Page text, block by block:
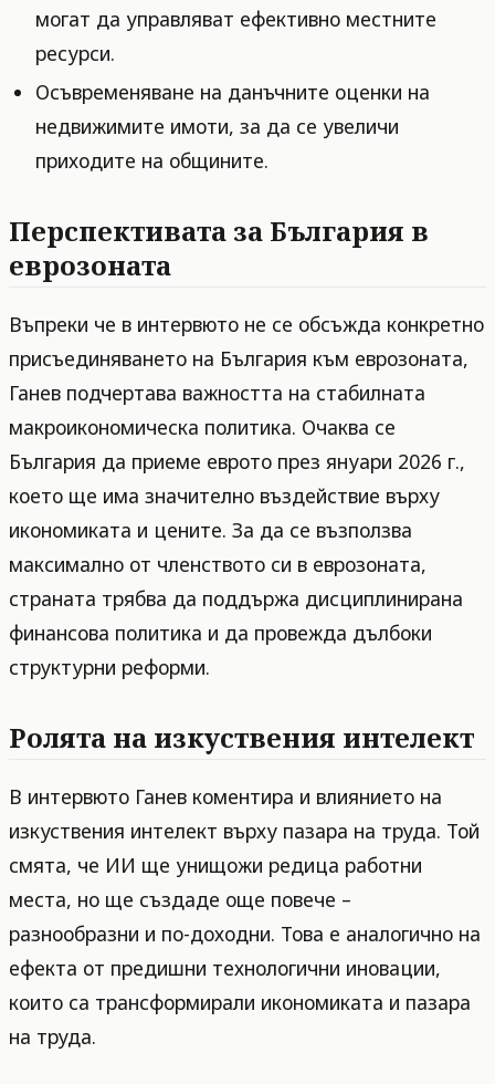
могат да управляват ефективно местните
ресурси.
Осъвременяване на данъчните оценки на
недвижимите имоти, за да се увеличи
приходите на общините.
Перспективата за България в
еврозоната
Въпреки че в интервюто не се обсъжда конкретно
присъединяването на България към еврозоната,
Ганев подчертава важността на стабилната
макроикономическа политика. Очаква се
България да приеме еврото през януари 2026 г.,
което ще има значително въздействие върху
икономиката и цените. За да се възползва
максимално от членството си в еврозоната,
страната трябва да поддържа дисциплинирана
финансова политика и да провежда дълбоки
структурни реформи.
Ролята на изкуствения интелект
В интервюто Ганев коментира и влиянието на
изкуствения интелект върху пазара на труда. Той
смята, че ИИ ще унищожи редица работни
места, но ще създаде още повече –
разнообразни и по-доходни. Това е аналогично на
ефекта от предишни технологични иновации,
които са трансформирали икономиката и пазара
на труда.